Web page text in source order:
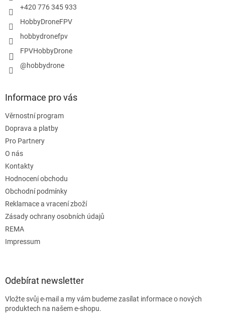
+420 776 345 933
HobbyDroneFPV
hobbydronefpv
FPVHobbyDrone
@hobbydrone
Informace pro vás
Věrnostní program
Doprava a platby
Pro Partnery
O nás
Kontakty
Hodnocení obchodu
Obchodní podmínky
Reklamace a vracení zboží
Zásady ochrany osobních údajů
REMA
Impressum
Odebírat newsletter
Vložte svůj e-mail a my vám budeme zasílat informace o nových
produktech na našem e-shopu.